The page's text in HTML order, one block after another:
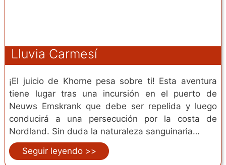
Lluvia Carmesí
¡El juicio de Khorne pesa sobre ti! Esta aventura
tiene lugar tras una incursión en el puerto de
Neuws Emskrank que debe ser repelida y luego
conducirá a una persecución por la costa de
Nordland. Sin duda la naturaleza sanguinaria…
Seguir leyendo >>